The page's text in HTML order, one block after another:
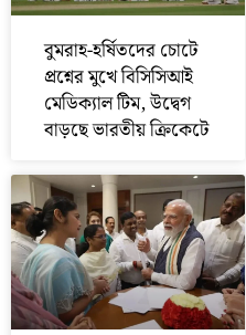
বুমরাহ-হর্ষিতদের চোটে
প্রশ্নের মুখে বিসিসিআই
মেডিক্যাল টিম, উদ্বেগ
বাড়ছে ভারতীয় ক্রিকেটে